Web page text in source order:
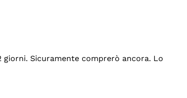
Sicuramente comprerò ancora. Lo